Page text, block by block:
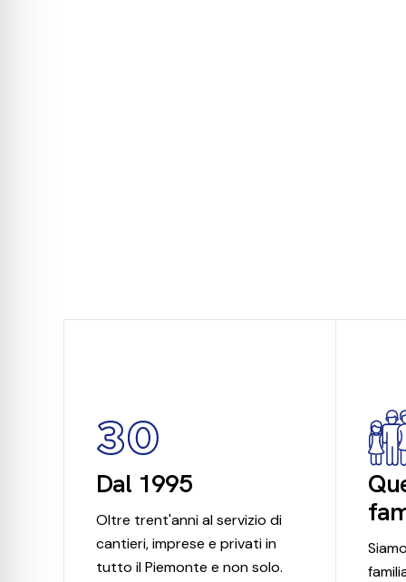
Dal 1995
Oltre trent'anni al servizio di
cantieri, imprese e privati in
tutto il Piemonte e non solo.